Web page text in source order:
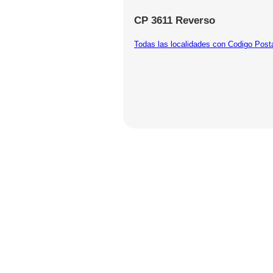
CP 3611 Reverso
Todas las localidades con Codigo